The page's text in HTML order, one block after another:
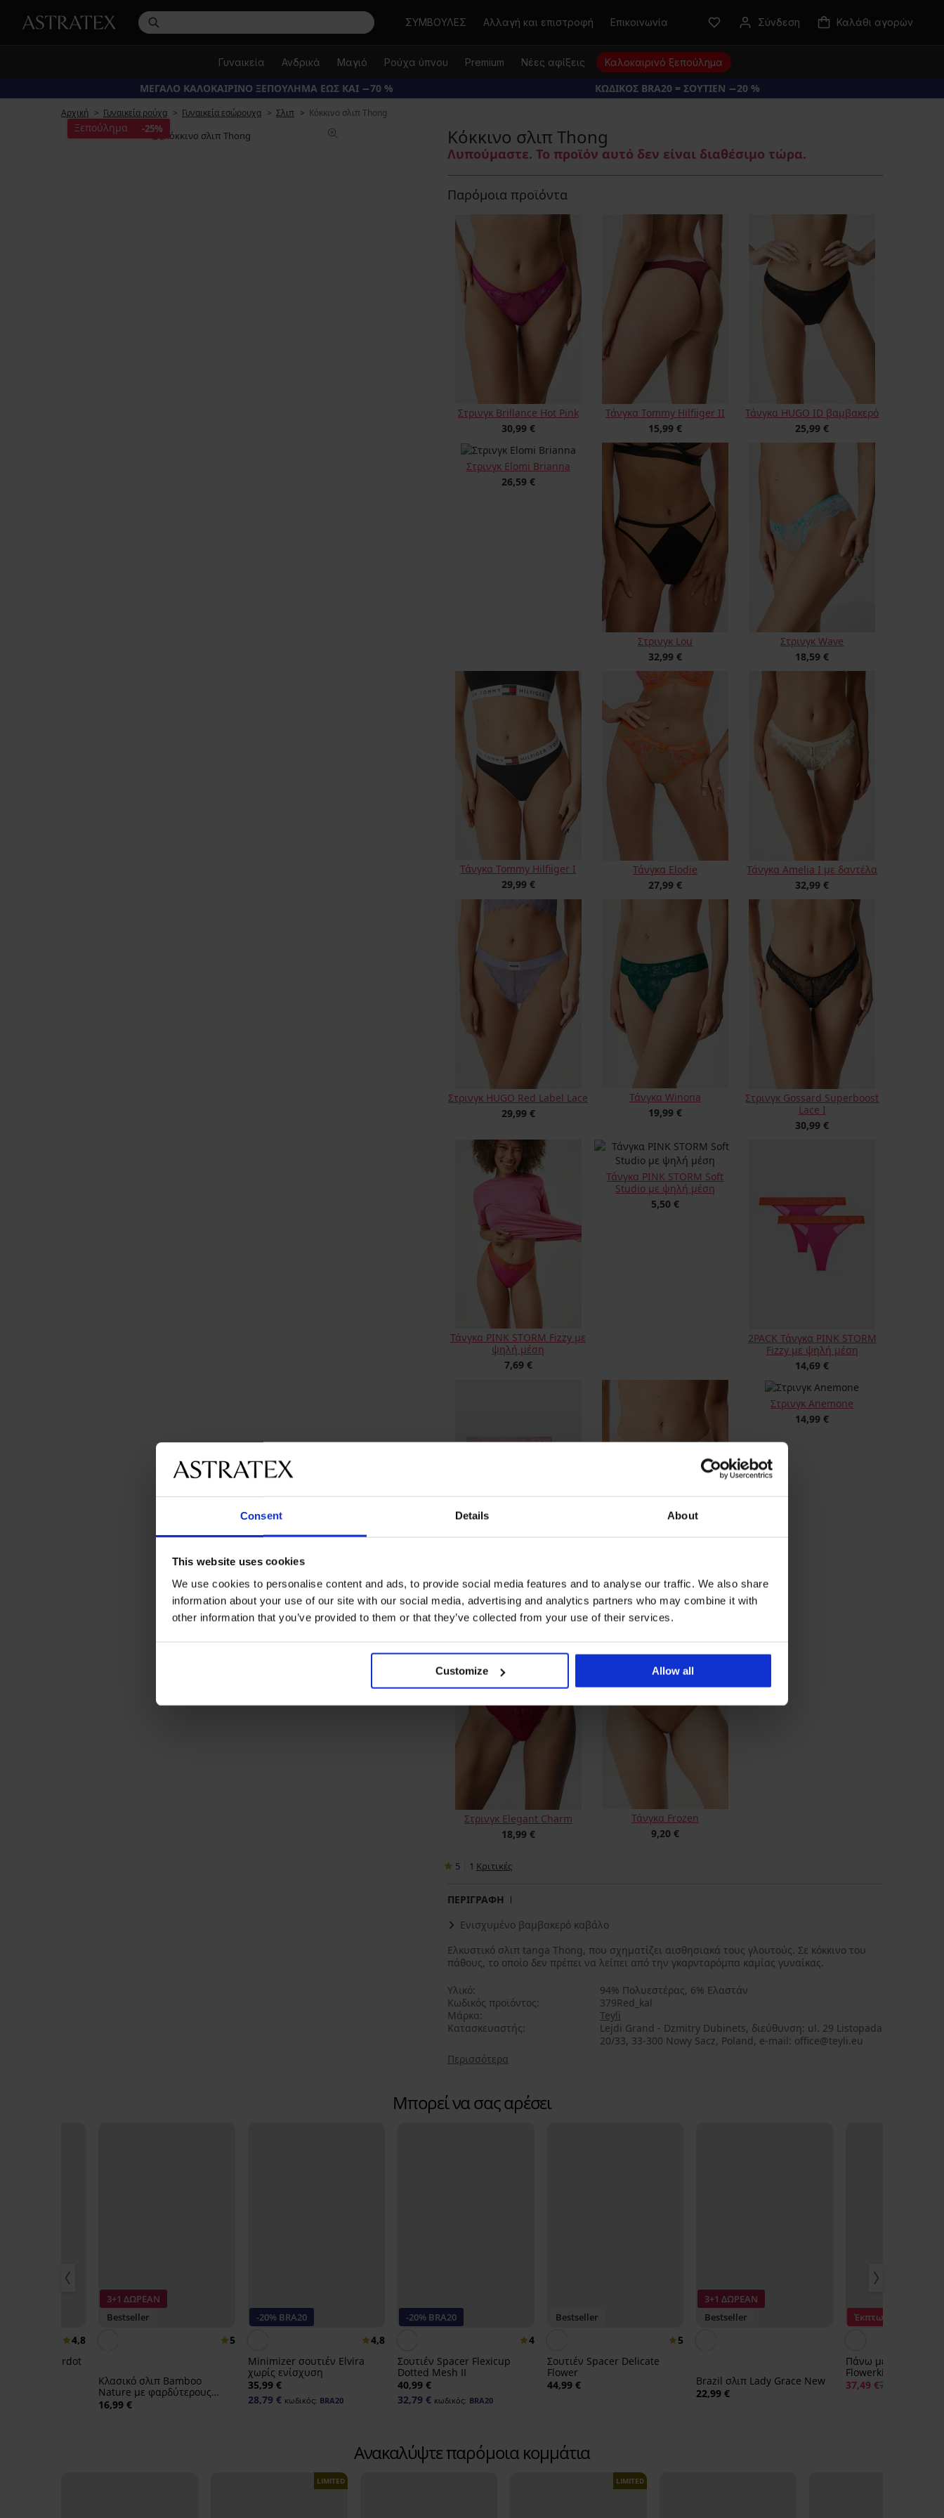
Consent Details About
This website uses cookies
We use cookies to personalise content and ads, to provide social media features and to analyse our traffic. We also share
information about your use of our site with our social media, advertising and analytics partners who may combine it with
other information that you’ve provided to them or that they’ve collected from your use of their services.
Customize Allow all
Αναζήτηση
ΣΥΜΒΟΥΛΕΣ Αλλαγή και επιστροφή Επικοινωνία Σύνδεση Καλάθι αγορών
Γυναικεία Ανδρικά Μαγιό Ρούχα ύπνου Premium Νέες αφίξεις Καλοκαιρινό ξεπούλημα
ΜΕΓΑΛΟ ΚΑΛΟΚΑΙΡΙΝΟ ΞΕΠΟΥΛΗΜΑ ΕΩΣ ΚΑΙ −70 % ΚΩΔΙΚΟΣ BRA20 = ΣΟΥΤΙΕΝ −20 %
Αρχική Γυναικεία ρούχα Γυναικεία εσώρουχα Σλιπ Κόκκινο σλιπ Thong
Ξεπούλημα -25% Κόκκινο σλιπ Thong
Λυπούμαστε. Το προϊόν αυτό δεν είναι διαθέσιμο τώρα.
Παρόμοια προϊόντα
Στρινγκ Brillance Hot Pink
30,99 €
Τάνγκα Tommy Hilfiiger II
15,99 €
Τάνγκα HUGO ID βαμβακερό
25,99 €
Στρινγκ Elomi Brianna
26,59 €
Στρινγκ Lou
32,99 €
Στρινγκ Wave
18,59 €
Τάνγκα Tommy Hilfiiger I
29,99 €
Τάνγκα Elodie
27,99 €
Τάνγκα Amelia I με δαντέλα
32,99 €
Στρινγκ HUGO Red Label Lace
29,99 €
Τάνγκα Winona
19,99 €
Στρινγκ Gossard Superboost
Lace Ι
30,99 €
Τάνγκα PINK STORM Fizzy με
ψηλή μέση
7,69 €
Τάνγκα PINK STORM Soft
Studio με ψηλή μέση
5,50 €
2PACK Τάνγκα PINK STORM
Fizzy με ψηλή μέση
14,69 €
2PACK Τάνγκα PINK STORM
Soft Studio με ψηλή μέση
14,69 €
Στρινγκ Triumph Body Make-
Up Illusion
9,20 €
Στρινγκ Anemone
14,99 €
Στρινγκ Elegant Charm
18,99 €
Τάνγκα Frozen
9,20 €
5 1 Κριτικές
ΠΕΡΙΓΡΑΦΗ
Ενισχυμένο βαμβακερό καβάλο
Ελκυστικό σλιπ tanga Thong, που σχηματίζει αισθησιακά τους γλουτούς. Σε κόκκινο του
πάθους, το οποίο δεν πρέπει να λείπει από την γκαρνταρόμπα καμίας γυναίκας.
Υλικό
94% Πολυεστέρας, 6% Ελαστάν
Κωδικός προϊόντος
379Red_kal
Μάρκα
Teyli
Κατασκευαστής
Lejdi Grand - Dzmitry Dubinets, διεύθυνση: ul. 29 Listopada
20/33, 33-300 Nowy Sacz, Poland, e-mail: office@teyli.eu
Περισσότερα
Μπορεί να σας αρέσει
4,8
Perfect Bardot
3+1 ΔΩΡΕΑΝ
Bestseller
5
Κλασικό σλιπ Bamboo
Nature με φαρδύτερους
γοφούς
16,99 €
-20% BRA20
4,8
Minimizer σουτιέν Elvira
χωρίς ενίσχυση
35,99 €
28,79 € κωδικός: BRA20
-20% BRA20
4
Σουτιέν Spacer Flexicup
Dotted Mesh II
40,99 €
32,79 € κωδικός: BRA20
Bestseller
5
Σουτιέν Spacer Delicate
Flower
44,99 €
3+1 ΔΩΡΕΑΝ
Bestseller
Brazil σλιπ Lady Grace New
22,99 €
Έκπτωση -50%
Πάνω μέρος μαγιό
Flowerkiss που
γρήγορα
37,49 €74,99 €
Ανακαλύψτε παρόμοια κομμάτια
LIMITED LIMITED